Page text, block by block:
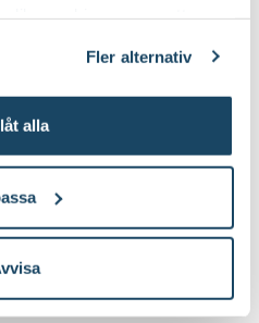
Fler alternativ
alla (JAS-perioden)
grenar